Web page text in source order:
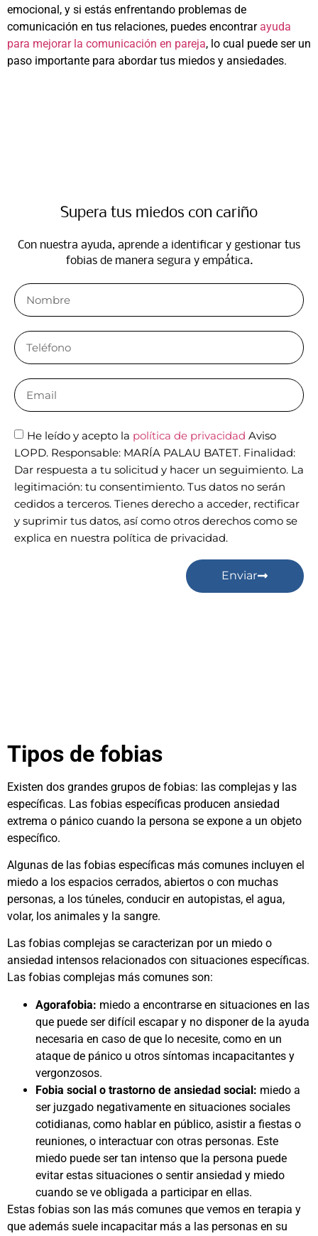
emocional, y si estás enfrentando problemas de
comunicación en tus relaciones, puedes encontrar ayuda
para mejorar la comunicación en pareja, lo cual puede ser un
paso importante para abordar tus miedos y ansiedades.
Supera tus miedos con cariño
Con nuestra ayuda, aprende a identificar y gestionar tus
fobias de manera segura y empática.
He leído y acepto la política de privacidad Aviso
LOPD. Responsable: MARÍA PALAU BATET. Finalidad:
Dar respuesta a tu solicitud y hacer un seguimiento. La
legitimación: tu consentimiento. Tus datos no serán
cedidos a terceros. Tienes derecho a acceder, rectificar
y suprimir tus datos, así como otros derechos como se
explica en nuestra política de privacidad.
Enviar
Tipos de fobias
Existen dos grandes grupos de fobias: las complejas y las
específicas. Las fobias específicas producen ansiedad
extrema o pánico cuando la persona se expone a un objeto
específico.
Algunas de las fobias específicas más comunes incluyen el
miedo a los espacios cerrados, abiertos o con muchas
personas, a los túneles, conducir en autopistas, el agua,
volar, los animales y la sangre.
Las fobias complejas se caracterizan por un miedo o
ansiedad intensos relacionados con situaciones específicas.
Las fobias complejas más comunes son:
Agorafobia: miedo a encontrarse en situaciones en las
que puede ser difícil escapar y no disponer de la ayuda
necesaria en caso de que lo necesite, como en un
ataque de pánico u otros síntomas incapacitantes y
vergonzosos.
Fobia social o trastorno de ansiedad social: miedo a
ser juzgado negativamente en situaciones sociales
cotidianas, como hablar en público, asistir a fiestas o
reuniones, o interactuar con otras personas. Este
miedo puede ser tan intenso que la persona puede
evitar estas situaciones o sentir ansiedad y miedo
cuando se ve obligada a participar en ellas.
Estas fobias son las más comunes que vemos en terapia y
que además suele incapacitar más a las personas en su